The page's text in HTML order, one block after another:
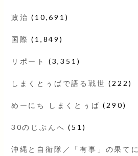
政治 (10,691)
国際 (1,849)
リポート (3,351)
しまくとぅばで語る戦世 (222)
めーにち しまくとぅば (290)
30のじぶんへ (51)
沖縄と自衛隊／「有事」の果てに